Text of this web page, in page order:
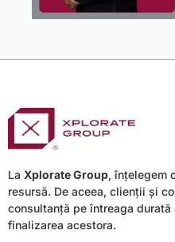
La Xplorate Group, înțelegem
resursă. De aceea, clienții și
consultanță pe întreaga
finalizarea acestora.